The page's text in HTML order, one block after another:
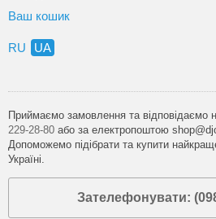
Ваш кошик
RU UA
Приймаємо замовлення та відповідаємо
229-28-80 або за електропоштою
Допоможемо підібрати та купити
Україні.
Зателефонувати: